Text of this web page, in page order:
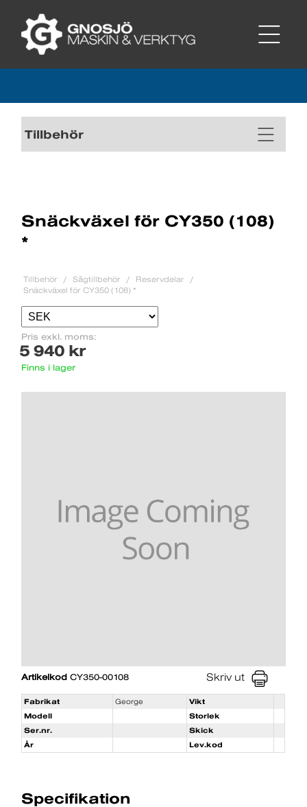
Tillbehör
Snäckväxel för CY350 (108)
*
Tillbehör Sågtillbehör
Reservdelar
Snäckväxel för CY350 (108) *
Pris exkl. moms:
5 940 kr
Finns i lager
Artikelkod CY350-00108 Skriv ut
Fabrikat George
Vikt
Modell
Storlek
Ser.nr.
Skick
År
Lev.kod
Specifikation